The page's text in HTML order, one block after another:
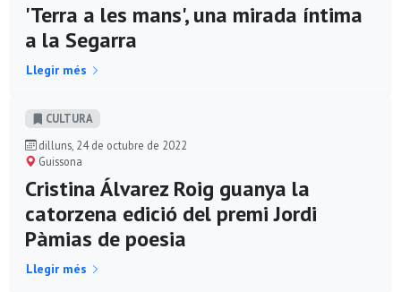
'Terra a les mans', una mirada íntima
a la Segarra
Llegir més
CULTURA
dilluns, 24 de octubre de 2022
Guissona
Cristina Álvarez Roig guanya la
catorzena edició del premi Jordi
Pàmias de poesia
Llegir més